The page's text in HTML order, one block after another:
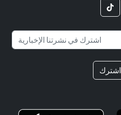
اشترك